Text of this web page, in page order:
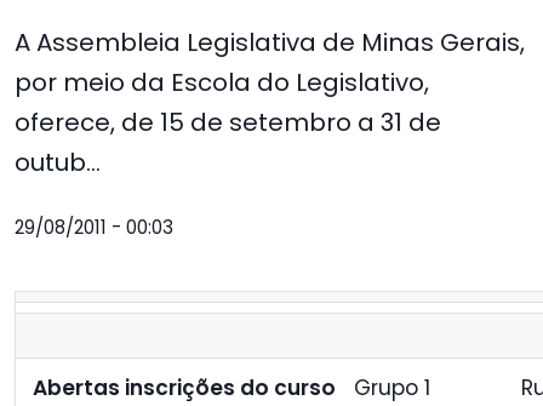
A Assembleia Legislativa de Minas Gerais,
por meio da Escola do Legislativo,
oferece, de 15 de setembro a 31 de
outub...
29/08/2011 - 00:03
Abertas inscrições do curso
Grupo 1